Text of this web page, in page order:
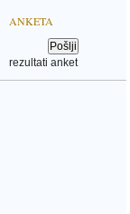
ANKETA
rezultati anket